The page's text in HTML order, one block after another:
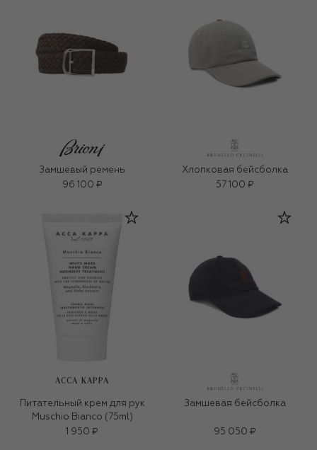
Замшевый ремень
96 100 ₽
Хлопковая бейсболка
57 100 ₽
ACCA KAPPA
Питательный крем для рук
Muschio Bianco (75ml)
1 950 ₽
Замшевая бейсболка
95 050 ₽